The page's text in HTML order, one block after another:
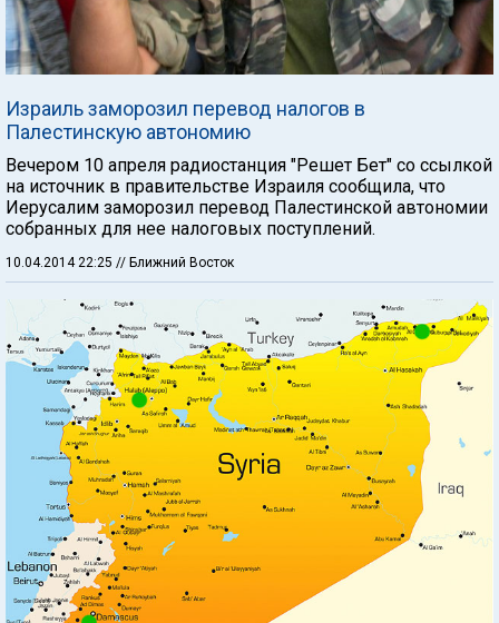
Израиль заморозил перевод налогов в
Палестинскую автономию
Вечером 10 апреля радиостанция "Решет Бет" со ссылкой
на источник в правительстве Израиля сообщила, что
Иерусалим заморозил перевод Палестинской автономии
собранных для нее налоговых поступлений.
10.04.2014 22:25 // Ближний Восток